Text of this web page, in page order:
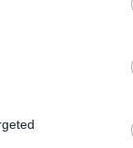
consueti
della
il poeta sa
proiettate